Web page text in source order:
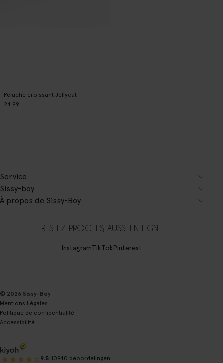
Peluche croissant Jellycat
24.99
Service
Sissy-boy
À propos de Sissy-Boy
RESTEZ PROCHES, AUSSI EN LIGNE
InstagramTikTokPinterest
© 2026 Sissy-Boy
Mentions Légales
Politique de confidentialité
Accessibilité
9.5 10940 beoordelingen